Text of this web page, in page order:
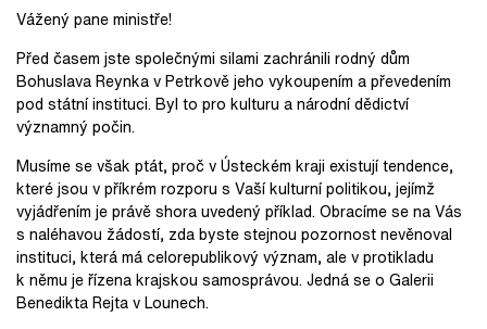
Vážený pane ministře!
Před časem jste společnými silami zachránili rodný dům
Bohuslava Reynka v Petrkově jeho vykoupením a převedením
pod státní instituci. Byl to pro kulturu a národní dědictví
významný počin.
Musíme se však ptát, proč v Ústeckém kraji existují tendence,
které jsou v příkrém rozporu s Vaší kulturní politikou, jejímž
vyjádřením je právě shora uvedený příklad. Obracíme se na Vás
s naléhavou žádostí, zda byste stejnou pozornost nevěnoval
instituci, která má celorepublikový význam, ale v protikladu
k němu je řízena krajskou samosprávou. Jedná se o Galerii
Benedikta Rejta v Lounech.